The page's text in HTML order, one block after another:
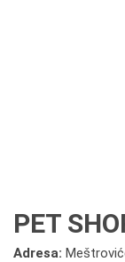
PET
Adresa: